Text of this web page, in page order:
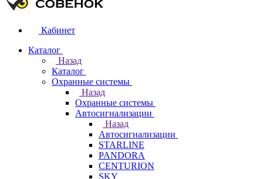
Кабинет
Каталог
Назад
Каталог
Охранные системы
Назад
Охранные системы
Автосигнализации
Назад
Автосигнализации
STARLINE
PANDORA
CENTURION
SKY